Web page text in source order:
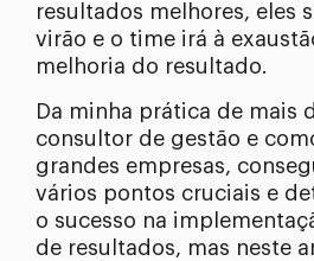
resultados melhores, eles
virão e o time irá à
melhoria do resultado.
Da minha prática de mais
consultor de gestão e
grandes empresas,
vários pontos cruciais e
o sucesso na
de resultados, mas neste